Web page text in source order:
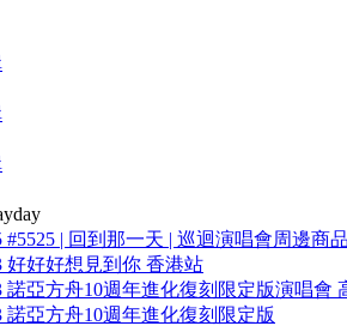
#5525 | 回到那一天 | 巡迴演唱會周邊商品
好好好想見到你 香港站
諾亞方舟10週年進化復刻限定版演唱會
諾亞方舟10週年進化復刻限定版